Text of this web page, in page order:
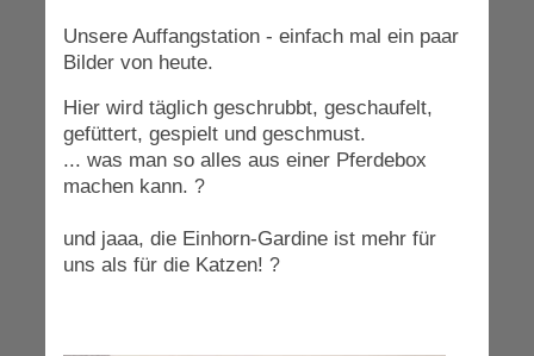
Unsere Auffangstation - einfach mal ein paar
Bilder von heute.
Hier wird täglich geschrubbt, geschaufelt,
gefüttert, gespielt und geschmust.
... was man so alles aus einer Pferdebox
machen kann. ?
und jaaa, die Einhorn-Gardine ist mehr für
uns als für die Katzen! ?